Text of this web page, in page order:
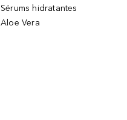
Sérums hidratantes
Aloe Vera